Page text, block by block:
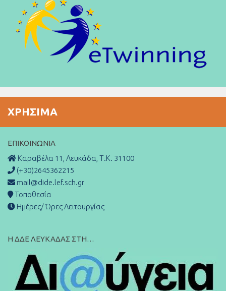
ΧΡΉΣΙΜΑ
ΕΠΙΚΟΙΝΩΝΊΑ
Καραβέλα 11, Λευκάδα, Τ.Κ. 31100
(+30)2645362215
mail@dide.lef.sch.gr
Τοποθεσία
Ημέρες/ Ώρες Λειτουργίας
Η ΔΔΕ ΛΕΥΚΑΔΑΣ ΣΤΗ…